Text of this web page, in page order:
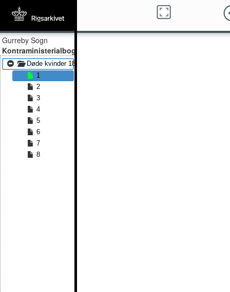
Gurreby Sogn
Kontraministerialbog
Døde kvinder 1845 - Døde kvinder 1875
1
2
3
4
5
6
7
8